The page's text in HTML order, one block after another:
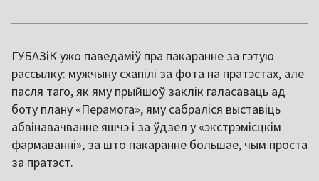
ГУБАЗіК ужо паведаміў пра пакаранне за гэтую
рассылку: мужчыну схапілі за фота на пратэстах, але
пасля таго, як яму прыйшоў заклік галасаваць ад
боту плану «Перамога», яму сабраліся выставіць
абвінавачванне яшчэ і за ўдзел у «экстрэмісцкім
фармаванні», за што пакаранне большае, чым проста
за пратэст.